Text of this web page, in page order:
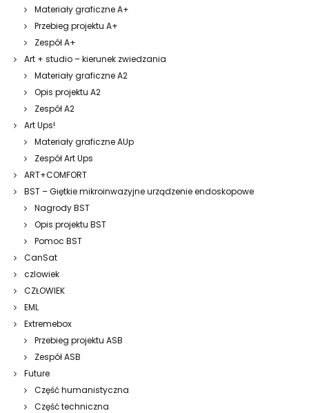
Materiały graficzne A+
Przebieg projektu A+
Zespół A+
Art + studio – kierunek zwiedzania
Materiały graficzne A2
Opis projektu A2
Zespół A2
Art Ups!
Materiały graficzne AUp
Zespół Art Ups
ART+COMFORT
BST – Giętkie mikroinwazyjne urządzenie endoskopowe
Nagrody BST
Opis projektu BST
Pomoc BST
CanSat
czlowiek
CZŁOWIEK
EML
Extremebox
Przebieg projektu ASB
Zespół ASB
Future
Część humanistyczna
Część techniczna